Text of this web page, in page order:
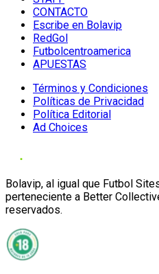
CONTACTO
Escribe en Bolavip
RedGol
Futbolcentroamerica
APUESTAS
Términos y Condiciones
Políticas de Privacidad
Política Editorial
Ad Choices
Bolavip, al igual que Futbol
perteneciente a Better
reservados.